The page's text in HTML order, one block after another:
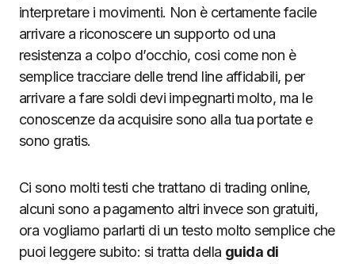
interpretare i movimenti. Non è certamente facile
arrivare a riconoscere un supporto od una
resistenza a colpo d’occhio, cosi come non è
semplice tracciare delle trend line affidabili, per
arrivare a fare soldi devi impegnarti molto, ma le
conoscenze da acquisire sono alla tua portate e
sono gratis.
Ci sono molti testi che trattano di trading online,
alcuni sono a pagamento altri invece son gratuiti,
ora vogliamo parlarti di un testo molto semplice che
puoi leggere subito: si tratta della guida di